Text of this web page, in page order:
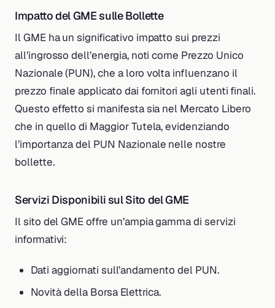
Impatto del GME sulle Bollette
Il GME ha un significativo impatto sui prezzi
all’ingrosso dell’energia, noti come Prezzo Unico
Nazionale (PUN), che a loro volta influenzano il
prezzo finale applicato dai fornitori agli utenti finali.
Questo effetto si manifesta sia nel Mercato Libero
che in quello di Maggior Tutela, evidenziando
l’importanza del PUN Nazionale nelle nostre
bollette.
Servizi Disponibili sul Sito del GME
Il sito del GME offre un’ampia gamma di servizi
informativi:
Dati aggiornati sull’andamento del PUN.
Novità della Borsa Elettrica.